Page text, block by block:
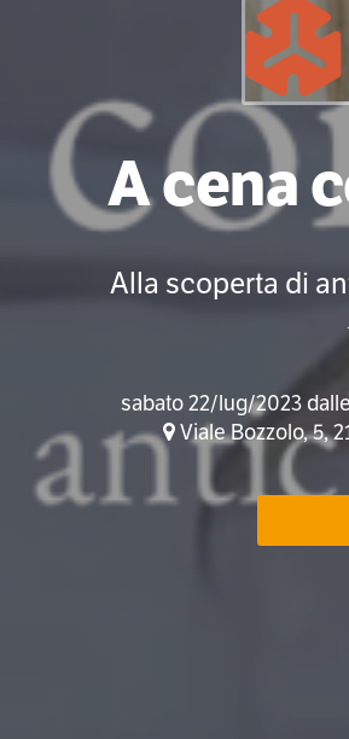
A cena
Alla scoperta di
sabato 22/lug/2023
Viale Bozzolo, 5,